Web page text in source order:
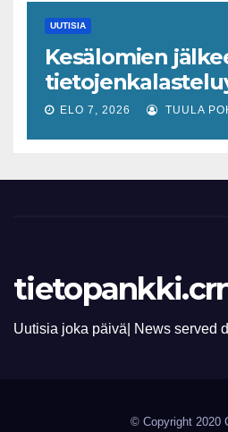
tulevaisuuden
varhaiseen
UUTISIA
Kesälomien
lisääntyvät
ELO 7, 2026 TUULA
Uutisia joka päivä| News served
© Copyright 2020